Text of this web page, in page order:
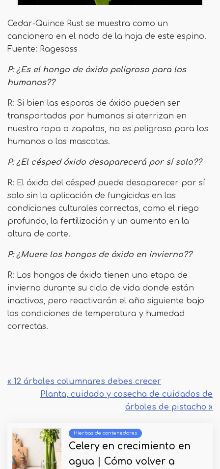
Cedar-Quince Rust se muestra como un
cancionero en el nodo de la hoja de este espino.
Fuente: Ragesoss
P: ¿Es el hongo de óxido peligroso para los
humanos??
R: Si bien las esporas de óxido pueden ser
transportadas por humanos si aterrizan en
nuestra ropa o zapatos, no es peligroso para los
humanos o las mascotas.
P: ¿El césped óxido desaparecerá por sí solo??
R: El óxido del césped puede desaparecer por sí
solo sin la aplicación de fungicidas en las
condiciones culturales correctas, como el riego
profundo, la fertilización y un aumento en la
altura de corte.
P: ¿Muere los hongos de óxido en invierno??
R: Los hongos de óxido tienen una etapa de
invierno durante su ciclo de vida donde están
inactivos, pero reactivarán el año siguiente bajo
las condiciones de temperatura y humedad
correctas.
« 12 árboles columnares debes crecer
Planta, cuidado y cosecha de cuidados de
árboles de pistacho »
Hierbas de contenedores
Celery en crecimiento en
agua | Cómo volver a